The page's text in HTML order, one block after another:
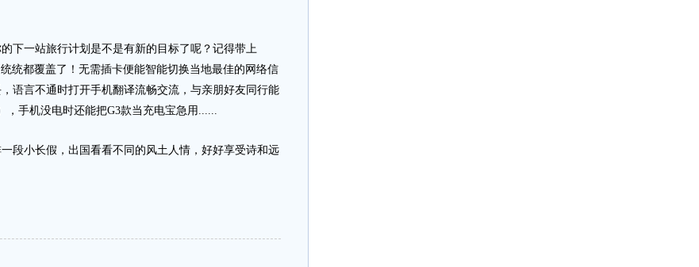
一站旅行计划是不是有新的目标了呢？记得带上
统都覆盖了！无需插卡便能智能切换当地最佳的网络信
语言不通时打开手机翻译流畅交流，与亲朋好友同行能
手机没电时还能把G3款当充电宝急用......
小长假，出国看看不同的风土人情，好好享受诗和远